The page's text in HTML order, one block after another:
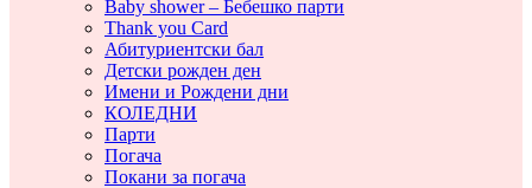
Baby shower – Бебешко парти
Thank you Card
Абитуриентски бал
Детски рожден ден
Имени и Рождени дни
КОЛЕДНИ
Парти
Погача
Покани за погача